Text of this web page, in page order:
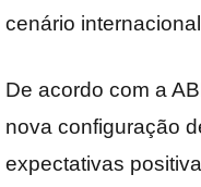
cenário
De acordo com a
nova configuração
expectativas